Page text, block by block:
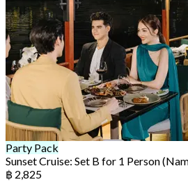
Party Pack
Sunset Cruise: Set B for 1 Person
฿ 2,825